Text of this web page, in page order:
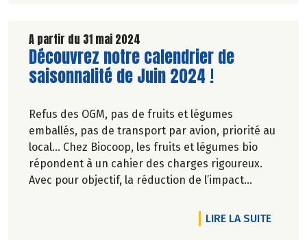
A partir du 31 mai 2024
Lire la suite de l'article
Découvrez notre calendrier de
saisonnalité de Juin 2024 !
Refus des OGM, pas de fruits et légumes
emballés, pas de transport par avion, priorité au
local… Chez Biocoop, les fruits et légumes bio
répondent à un cahier des charges rigoureux.
Avec pour objectif, la réduction de l’impact
l’environnement. Parce que manger des produits
de qualité rime avec respect de la saisonnalité,
LIRE LA SUITEDE